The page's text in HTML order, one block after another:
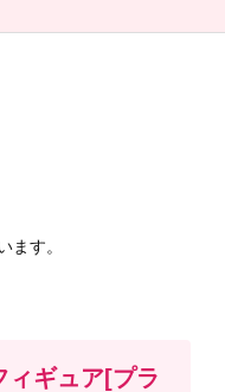
す。
ィギュア[プラ